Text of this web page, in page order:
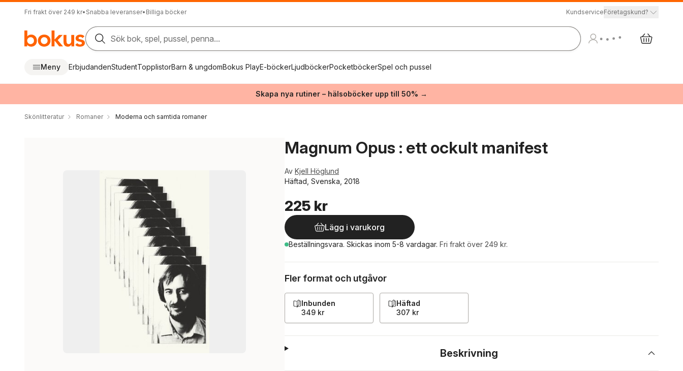
Fri frakt över 249 kr• Snabba leveranser• Billiga böcker KundserviceFöretagskund?
Sök bok, spel, pussel, penna...
Meny ErbjudandenStudentTopplistorBarn & ungdomBokus PlayE-böckerLjudböckerPocketböckerSpel och pussel
Skapa nya rutiner – hälsoböcker upp till 50% →
Skönlitteratur Romaner Moderna och samtida romaner
Magnum Opus : ett ockult manifest
Av Kjell Höglund
Häftad, Svenska, 2018
225 kr
Lägg i varukorg
Beställningsvara. Skickas inom 5-8 vardagar. Fri frakt över 249 kr.
Fler format och utgåvor
Inbunden
349 kr
Häftad
307 kr
Beskrivning